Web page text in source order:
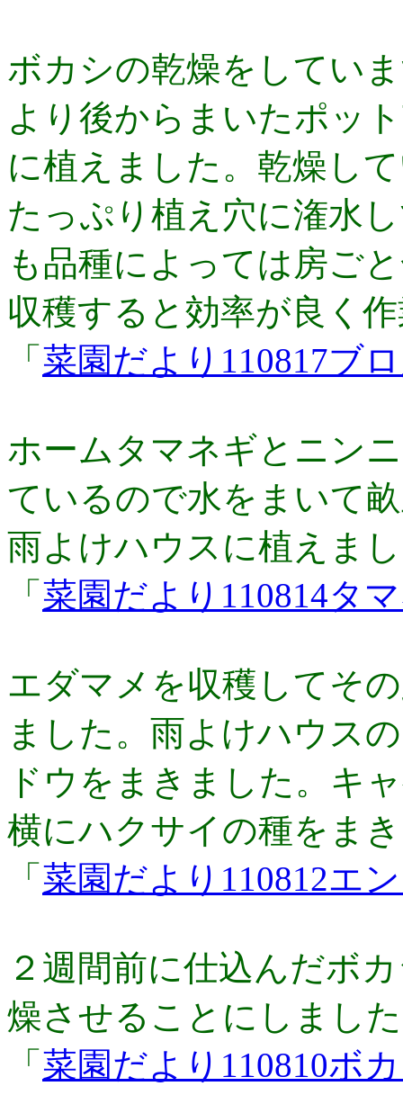
ボカシの乾燥をしてい
より後からまいたポッ
に植えました。乾燥し
たっぷり植え穴に­潅水
も品種によっては房ご
収穫すると効率が良く
「 菜園だより110817ブ
ホームタマネギとニン
ているので水をまいて
雨よけハウスに植えま
「 菜園だより110814タ
エダマメを収穫してそ
ました。雨よけハウス
ドウをまきました。キ
横にハクサイの種をま
「 菜園だより110812エ
２週間前に仕込んだボ
燥させることにしまし
「 菜園だより110810ボ